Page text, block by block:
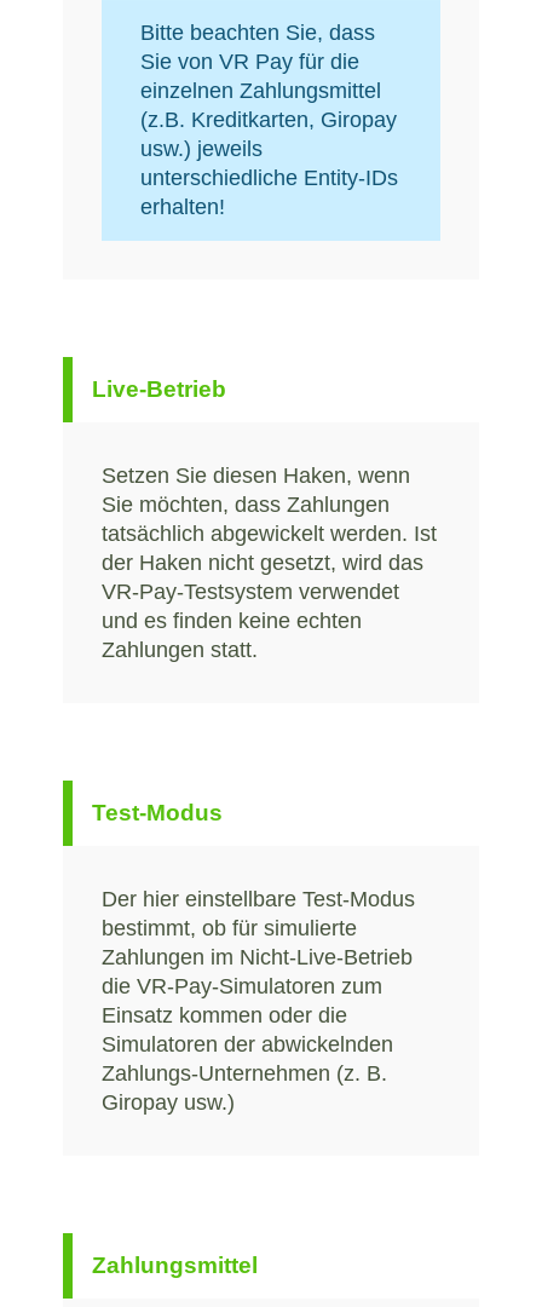
Bitte beachten Sie, dass
Sie von VR Pay für die
einzelnen Zahlungsmittel
(z.B. Kreditkarten, Giropay
usw.) jeweils
unterschiedliche Entity-IDs
erhalten!
Live-Betrieb
Setzen Sie diesen Haken, wenn
Sie möchten, dass Zahlungen
tatsächlich abgewickelt werden. Ist
der Haken nicht gesetzt, wird das
VR-Pay-Testsystem verwendet
und es finden keine echten
Zahlungen statt.
Test-Modus
Der hier einstellbare Test-Modus
bestimmt, ob für simulierte
Zahlungen im Nicht-Live-Betrieb
die VR-Pay-Simulatoren zum
Einsatz kommen oder die
Simulatoren der abwickelnden
Zahlungs-Unternehmen (z. B.
Giropay usw.)
Zahlungsmittel